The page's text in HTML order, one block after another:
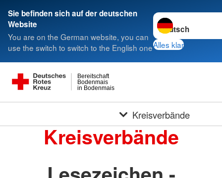
Sie befinden sich auf der deutschen
Website
You are on the German website, you can
use the switch to switch to the English one
Sprache wechseln
Alles klar
in Bodenmais
Bodenmais
Bereitschaft
Kreisverbände
Kreisverbände